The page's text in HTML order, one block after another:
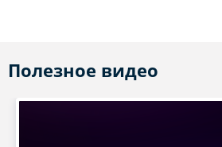
Полезное видео